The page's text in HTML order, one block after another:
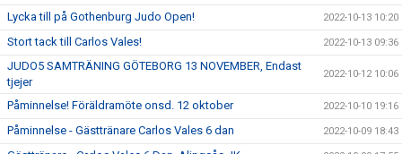
Lycka till på Gothenburg Judo Open! 2022-10-13 10:20
Stort tack till Carlos Vales! 2022-10-13 09:36
JUDO5 SAMTRÄNING GÖTEBORG 13 NOVEMBER, Endast
tjejer
2022-10-12 10:06
Påminnelse! Föräldramöte onsd. 12 oktober 2022-10-10 19:16
Påminnelse - Gästtränare Carlos Vales 6 dan 2022-10-09 18:43